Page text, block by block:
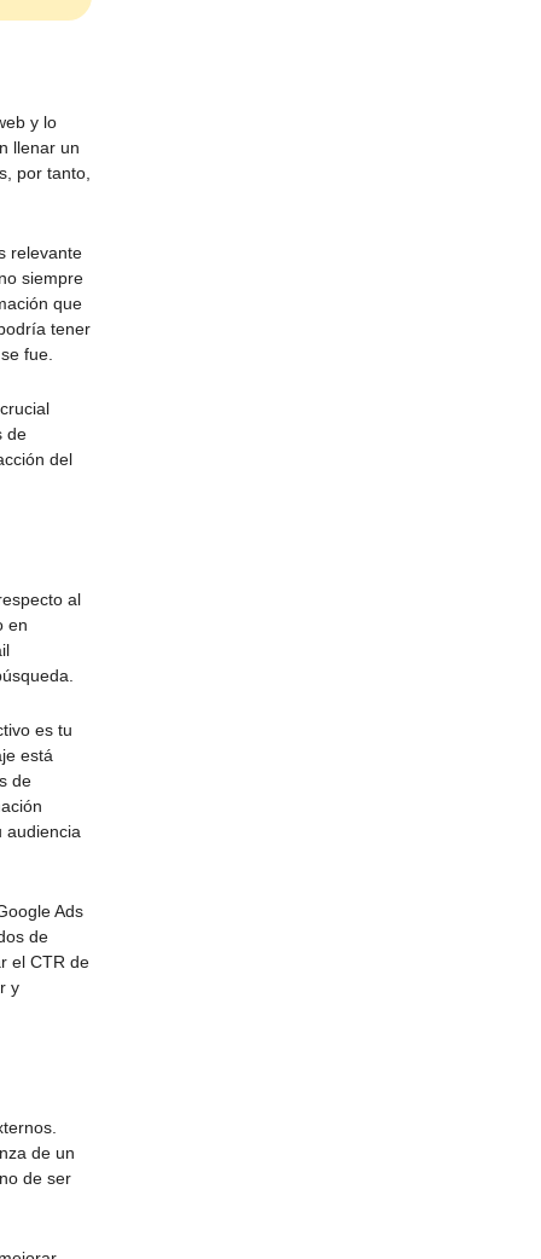
y lo
llenar un
por tanto,
relevante
siempre
que
tener
fue.
de
del
al
en
es tu
está
de
audiencia
Ads
de
el CTR de
y
de un
de ser